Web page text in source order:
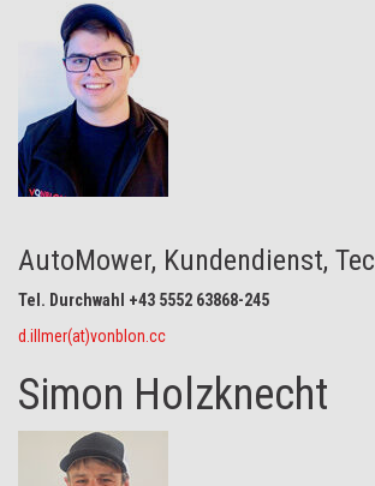
AutoMower, Kundendienst,
Tel. Durchwahl +43 5552 63868-245
d.illmer(at)vonblon.cc
Simon Holzknecht